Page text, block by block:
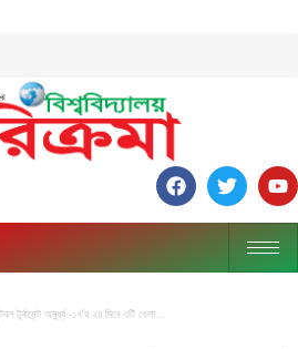
টুর্নামেন্ট অনুর্ধ্ব -১৭’র ২য় দিনে ৩টি খেলা...